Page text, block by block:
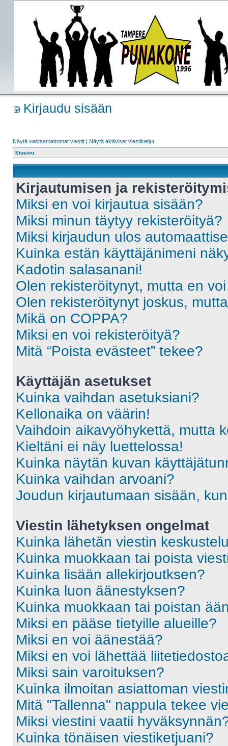
Kirjaudu sisään
Näytä vastaamattomat viestit | Näytä aktiiviset viestiketjut
Etusivu
Kirjautumisen ja
Miksi en voi kirjautua sisään?
Miksi minun täytyy rekisteröityä?
Miksi kirjaudun ulos
Kuinka estän käyttäjänimeni
Kadotin salasanani!
Olen rekisteröitynyt, mutta en
Olen rekisteröitynyt joskus,
Mikä on COPPA?
Miksi en voi rekisteröityä?
Mitä “Poista evästeet” tekee?
Käyttäjän asetukset
Kuinka vaihdan asetuksiani?
Kellonaika on väärin!
Vaihdoin aikavyöhykettä, mutta
Kieltäni ei näy luettelossa!
Kuinka näytän kuvan
Kuinka vaihdan arvoani?
Joudun kirjautumaan sisään,
Viestin lähetyksen ongelmat
Kuinka lähetän viestin
Kuinka muokkaan tai poista
Kuinka lisään allekirjoutksen?
Kuinka luon äänestyksen?
Kuinka muokkaan tai poistan
Miksi en pääse tietyille alueille?
Miksi en voi äänestää?
Miksi en voi lähettää
Miksi sain varoituksen?
Kuinka ilmoitan asiattoman
Mitä "Tallenna" nappula tekee
Miksi viestini vaatii
Kuinka tönäisen viestiketjuani?